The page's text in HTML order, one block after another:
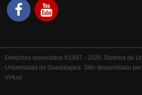
Derechos reservados ©1997 - 2020. Sistema de
Universidad de Guadalajara. Sitio desarrollado
Virtual